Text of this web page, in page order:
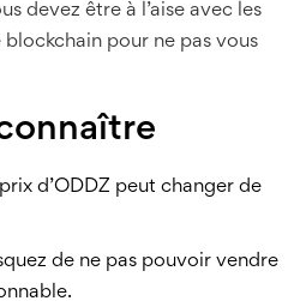
devez être à l’aise avec les
pour ne pas vous
d’ODDZ peut changer de
de ne pas pouvoir vendre